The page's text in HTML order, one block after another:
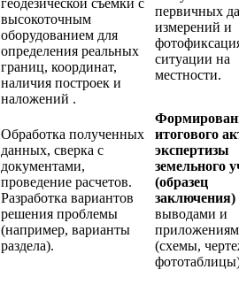
высокоточным
оборудованием для
определения реальных
границ, координат,
наличия построек и
наложений .
первичных
измерений и
ситуации на
местности.
Обработка полученных
данных, сверка с
документами,
проведение расчетов.
Разработка вариантов
решения проблемы
(например, варианты
раздела).
итогового
экспертизы
земельного
(образец
заключения)
выводами и
(схемы,